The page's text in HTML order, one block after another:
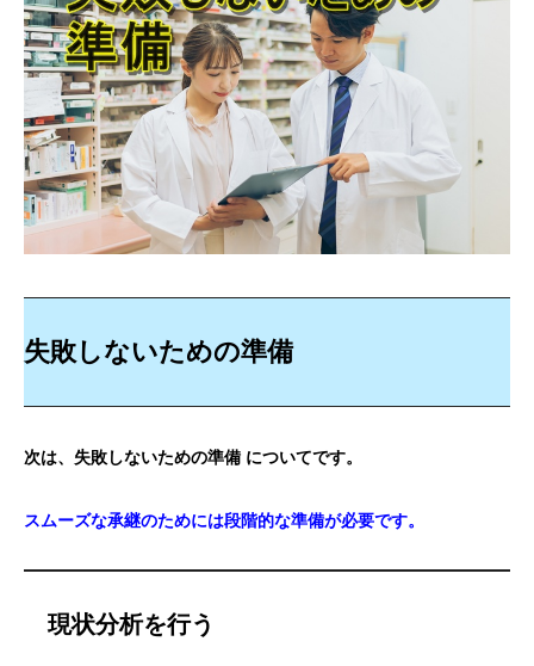
失敗しないための準備
次は、失敗しないための準備 についてです。
スムーズな承継のためには段階的な準備が必要です。
現状分析を行う